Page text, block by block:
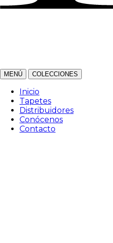
MENÚ COLECCIONES
Inicio
Tapetes
Distribuidores
Conócenos
Contacto